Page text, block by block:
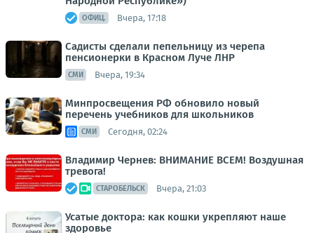
ОФИЦ. Вчера, 17:18
Садисты сделали пепельницу из черепа
пенсионерки в Красном Луче ЛНР
СМИ Вчера, 19:34
Минпросвещения РФ обновило новый
перечень учебников для школьников
СМИ Сегодня, 02:24
Владимир Чернев: ВНИМАНИЕ ВСЕМ! Воздушная
тревога!
СТАРОБЕЛЬСК Вчера, 21:03
Усатые доктора: как кошки укрепляют наше
здоровье